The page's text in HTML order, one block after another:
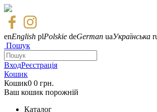
enEnglish plPolskie deGerman uaУкраїнська
Пошук
ВходРеєстрація
Кошик
Кошик0 0 грн.
Ваш кошик порожній
Каталог